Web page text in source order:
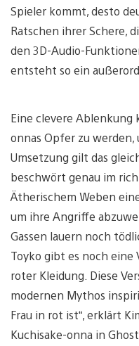
Spieler kommt, desto
Ratschen ihrer Schere,
den 3D-Audio-
entsteht so ein
Eine clevere
onnas Opfer zu
Umsetzung gilt das
beschwört genau im
Ätherischem Weben
um ihre Angriffe
Gassen lauern noch
Toyko gibt es noch eine
roter Kleidung. Diese
modernen Mythos
Frau in rot ist“, erklärt
Kuchisake-onna in